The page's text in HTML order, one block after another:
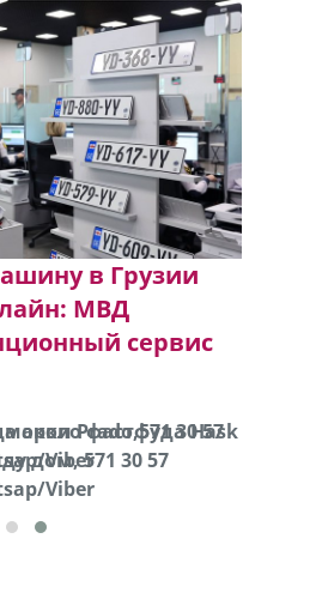
в Грузии
МВД
сервис
около фастфуда Hask
дом, 571 30 57
Viber
Prado,571 30 57
Viber